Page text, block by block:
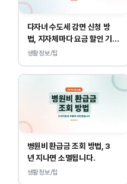
다자녀 수도세 감면 신청 방
법, 지자체마다 요금 할인 기준
이 다릅니다.
생활정보/팁
병원비 환급금 조회 방법, 3
년 지나면 소멸됩니다.
생활정보/팁